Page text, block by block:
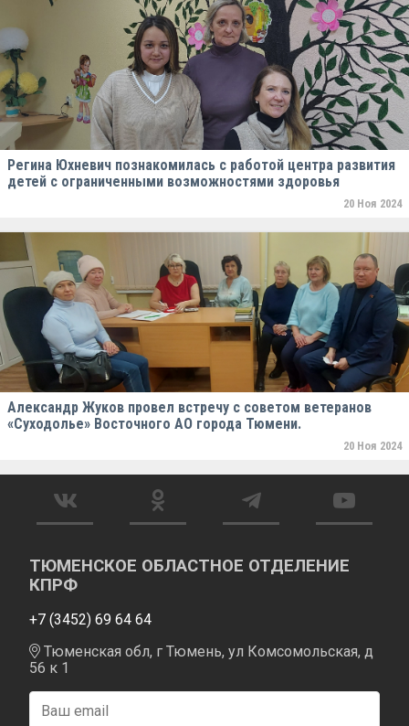
Регина Юхневич познакомилась с работой центра развития
детей с ограниченными возможностями здоровья
20 Ноя 2024
Александр Жуков провел встречу с советом ветеранов
«Суходолье» Восточного АО города Тюмени.
20 Ноя 2024
ТЮМЕНСКОЕ ОБЛАСТНОЕ ОТДЕЛЕНИЕ
КПРФ
+7 (3452) 69 64 64
Тюменская обл, г Тюмень, ул Комсомольская, д
56 к 1